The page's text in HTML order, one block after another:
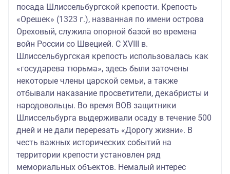
посада Шлиссельбургской крепости. Крепость
«Орешек» (1323 г.), названная по имени острова
Ореховый, служила опорной базой во времена
войн России со Швецией. С XVIII в.
Шлиссельбургская крепость использовалась как
«государева тюрьма», здесь были заточены
некоторые члены царской семьи, а также
отбывали наказание просветители, декабристы и
народовольцы. Во время ВОВ защитники
Шлиссельбурга выдерживали осаду в течение 500
дней и не дали перерезать «Дорогу жизни». В
честь важных исторических событий на
территории крепости установлен ряд
мемориальных объектов. Немалый интерес